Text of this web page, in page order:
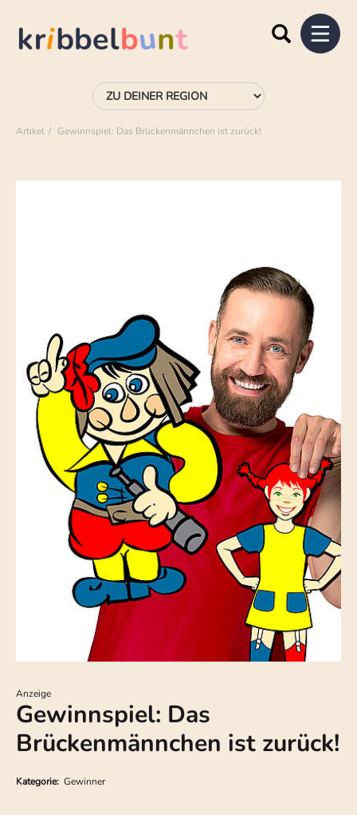
Artikel Gewinnspiel: Das Brückenmännchen ist zurück!
Anzeige
Gewinnspiel: Das
Brückenmännchen ist zurück!
Kategorie: Gewinner